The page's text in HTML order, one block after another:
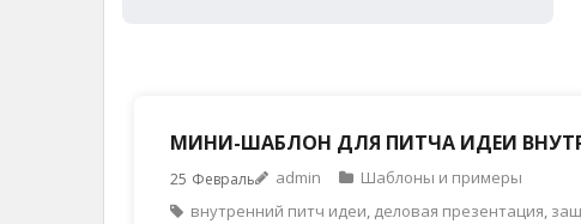
МИНИ-ШАБЛОН ДЛЯ ПИТЧА ИДЕИ
25 Февраль admin
Шаблоны и примеры
внутренний питч идеи, деловая презентация,